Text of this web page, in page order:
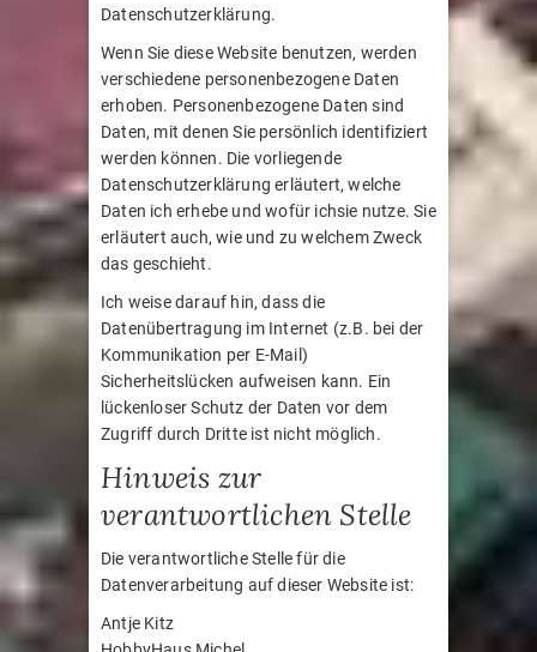
Datenschutzerklärung.
Wenn Sie diese Website benutzen, werden
verschiedene personenbezogene Daten
erhoben. Personenbezogene Daten sind
Daten, mit denen Sie persönlich identifiziert
werden können. Die vorliegende
Datenschutzerklärung erläutert, welche
Daten ich erhebe und wofür ichsie nutze. Sie
erläutert auch, wie und zu welchem Zweck
das geschieht.
Ich weise darauf hin, dass die
Datenübertragung im Internet (z.B. bei der
Kommunikation per E-Mail)
Sicherheitslücken aufweisen kann. Ein
lückenloser Schutz der Daten vor dem
Zugriff durch Dritte ist nicht möglich.
Hinweis zur
verantwortlichen Stelle
Die verantwortliche Stelle für die
Datenverarbeitung auf dieser Website ist:
Antje Kitz